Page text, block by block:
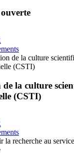
de la culture
(CSTI)
la culture
(CSTI)
la recherche au